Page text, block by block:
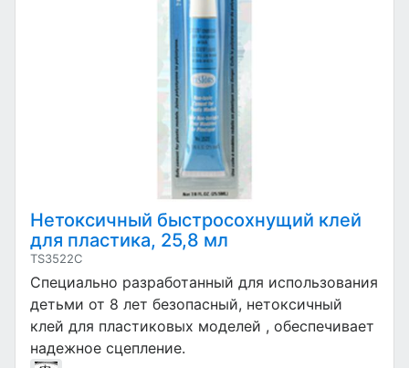
Нетоксичный быстросохнущий клей
для пластика, 25,8 мл
TS3522C
Специально разработанный для использования
детьми от 8 лет безопасный, нетоксичный
клей для пластиковых моделей , обеспечивает
надежное сцепление.